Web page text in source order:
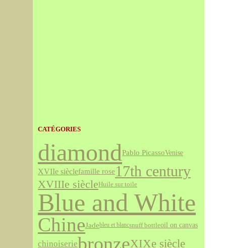
CATÉGORIES
diamondPablo PicassoVenise
XVIIe sièclefamille rose17th century
XVIIIe siècleHuile sur toile
Blue and White
ChineJadebleu et blancsnuff bottleoil on canvas
chinoiseriebronzeXIXe siècle